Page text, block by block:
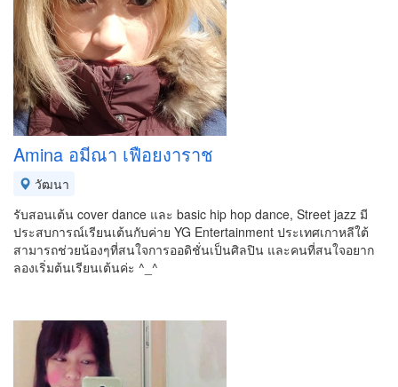
Amina อมีณา เฟือยงาราช
วัฒนา
รับสอนเต้น cover dance และ basic hip hop dance, Street jazz มี
ประสบการณ์เรียนเต้นกับค่าย YG Entertainment ประเทศเกาหลีใต้
สามารถช่วยน้องๆที่สนใจการออดิชั่นเป็นศิลปิน และคนที่สนใจอยาก
ลองเริ่มต้นเรียนเต้นค่ะ ^_^